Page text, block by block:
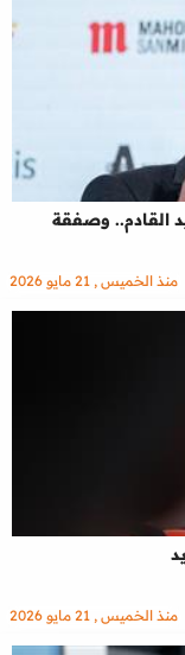
القادم.. وصفقة
منذ الخميس , 21 مايو 2026
منذ الخميس , 21 مايو 2026